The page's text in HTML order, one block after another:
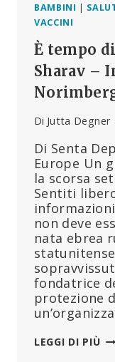
BAMBINI |
VACCINI
È tempo
Sharav –
Di Jutta Degner
Di Senta
Europe Un
la scorsa
Sentiti
non deve
nata ebrea
fondatrice
protezione
LEGGI DI PIÙÈ